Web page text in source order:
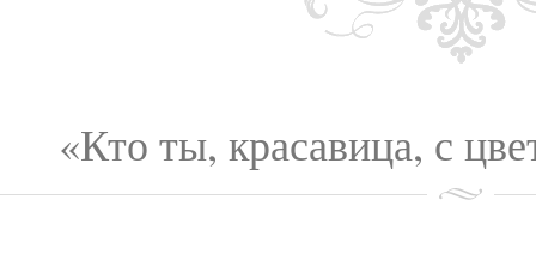
«Кто ты, красавица, с